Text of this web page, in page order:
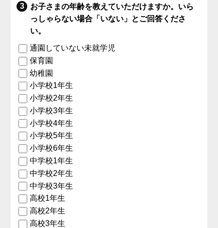
お子さまの年齢を教えていただけますか。いら
っしゃらない場合「いない」とご回答くださ
い。
通園していない未就学児
保育園
幼稚園
小学校1年生
小学校2年生
小学校3年生
小学校4年生
小学校5年生
小学校6年生
中学校1年生
中学校2年生
中学校3年生
高校1年生
高校2年生
高校3年生